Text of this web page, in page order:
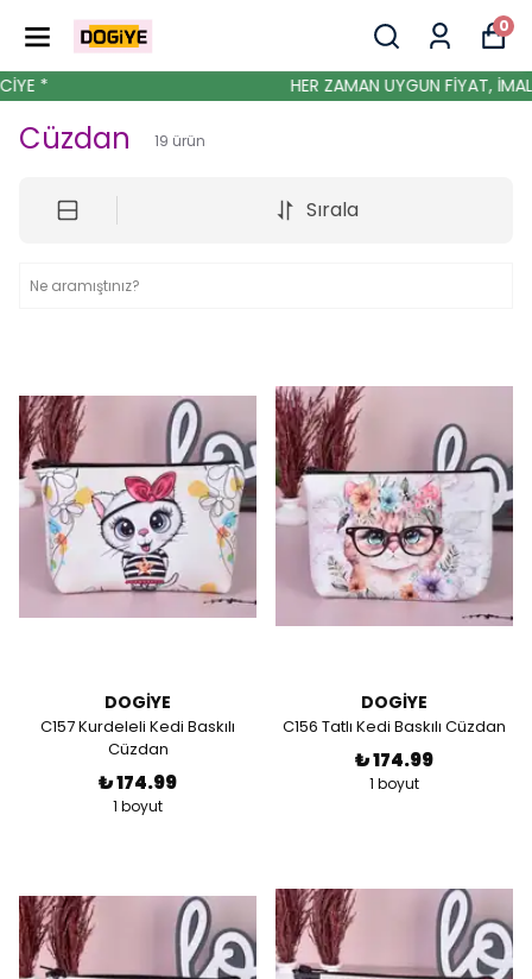
0
* HER ZAMAN UYGUN FİYAT,
Cüzdan 19 ürün
Sırala
DOGİYE
C157 Kurdeleli Kedi Baskılı
Cüzdan
₺ 174.99
1 boyut
DOGİYE
C156 Tatlı Kedi Baskılı Cüzdan
₺ 174.99
1 boyut